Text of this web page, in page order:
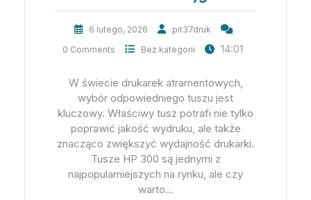
6 lutego, 2026
pit37druk
0 Comments
Bez kategorii 14:01
W świecie drukarek atramentowych,
wybór odpowiedniego tuszu jest
kluczowy. Właściwy tusz potrafi nie tylko
poprawić jakość wydruku, ale także
znacząco zwiększyć wydajność drukarki.
Tusze HP 300 są jednymi z
najpopularniejszych na rynku, ale czy
warto…